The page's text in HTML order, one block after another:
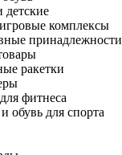
детские
комплексы
принадлежности
ракетки
фитнеса
обувь для спорта